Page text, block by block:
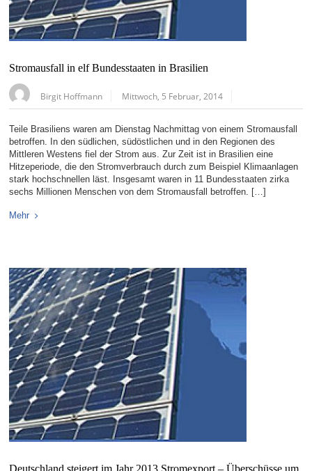
Stromausfall in elf Bundesstaaten in Brasilien
Birgit Hoffmann Mittwoch, 5 Februar, 2014
Teile Brasiliens waren am Dienstag Nachmittag von einem Stromausfall
betroffen. In den südlichen, südöstlichen und in den Regionen des
Mittleren Westens fiel der Strom aus. Zur Zeit ist in Brasilien eine
Hitzeperiode, die den Stromverbrauch durch zum Beispiel Klimaanlagen
stark hochschnellen läst. Insgesamt waren in 11 Bundesstaaten zirka
sechs Millionen Menschen von dem Stromausfall betroffen. […]
Mehr